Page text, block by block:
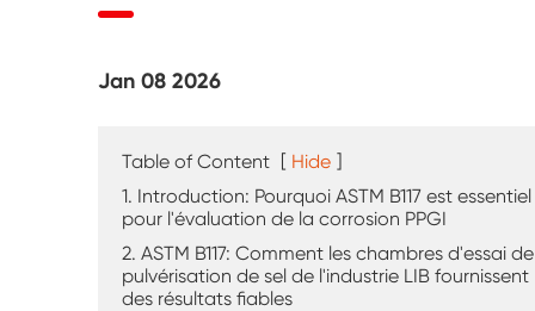
Chambre de plain-pied
Chambre d'essai spéciale
Équipement de test IP
Jan 08 2026
Table of Content [ Hide ]
1. Introduction: Pourquoi ASTM B117 est essentiel
pour l'évaluation de la corrosion PPGI
2. ASTM B117: Comment les chambres d'essai de
pulvérisation de sel de l'industrie LIB fournissent
des résultats fiables